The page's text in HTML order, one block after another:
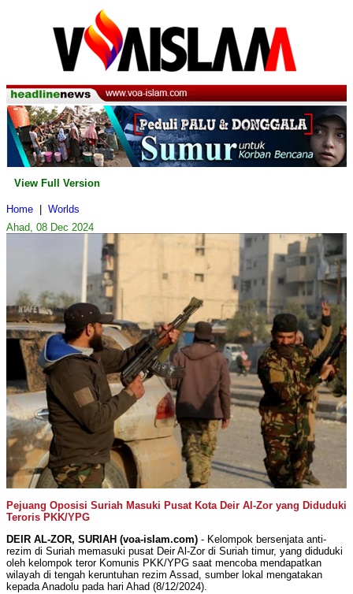
View Full Version
Home
Worlds
Ahad, 08 Dec 2024
Pejuang Oposisi Suriah Masuki Pusat Kota Deir Al-Zor yang Diduduki
Teroris PKK/YPG
DEIR AL-ZOR, SURIAH (voa-islam.com) - Kelompok bersenjata anti-
rezim di Suriah memasuki pusat Deir Al-Zor di Suriah timur, yang diduduki
oleh kelompok teror Komunis PKK/YPG saat mencoba mendapatkan
wilayah di tengah keruntuhan rezim Assad, sumber lokal mengatakan
kepada Anadolu pada hari Ahad (8/12/2024).